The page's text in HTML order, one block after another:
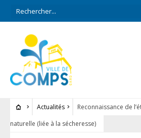
Actualités
Reconnaissance de
naturelle (liée à la sécheresse)